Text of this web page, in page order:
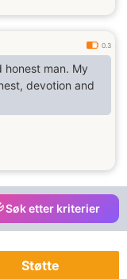
0.3
honest man. My
devotion and
Søk etter kriterier
Støtte